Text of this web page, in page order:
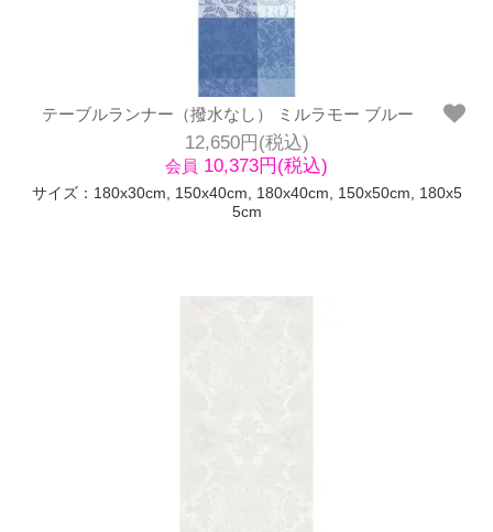
テーブルランナー（撥水なし） ミルラモー ブルー
12,650円(税込)
会員 10,373円(税込)
サイズ：180x30cm, 150x40cm, 180x40cm, 150x50cm, 180x5
5cm